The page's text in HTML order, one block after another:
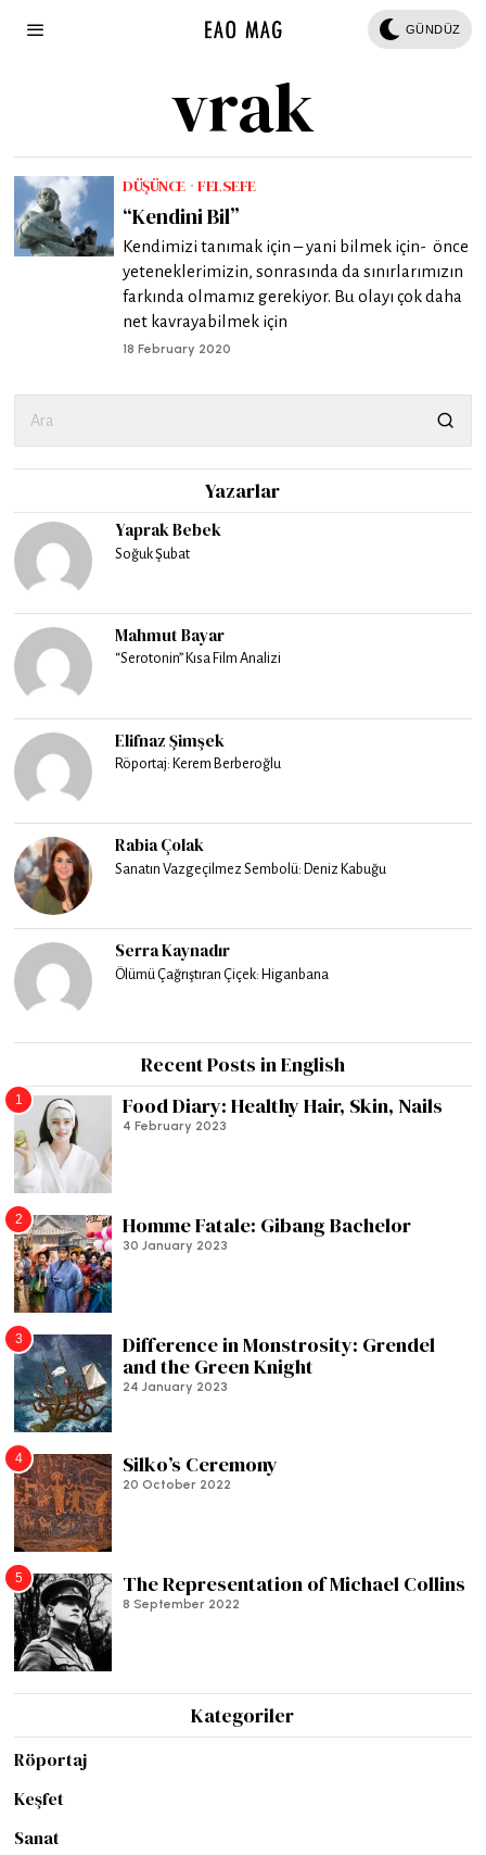
GÜNDÜZ
vrak
DÜŞÜNCE · FELSEFE
“Kendini Bil”
Kendimizi tanımak için – yani bilmek için- önce
yeteneklerimizin, sonrasında da sınırlarımızın
farkında olmamız gerekiyor. Bu olayı çok daha
net kavrayabilmek için
18 February 2020
Yazarlar
Yaprak Bebek
Soğuk Şubat
Mahmut Bayar
“Serotonin” Kısa Film Analizi
Elifnaz Şimşek
Röportaj: Kerem Berberoğlu
Rabia Çolak
Sanatın Vazgeçilmez Sembolü: Deniz Kabuğu
Serra Kaynadır
Ölümü Çağrıştıran Çiçek: Higanbana
Recent Posts in English
1 Food Diary: Healthy Hair, Skin, Nails
4 February 2023
2 Homme Fatale: Gibang Bachelor
30 January 2023
3
Difference in Monstrosity: Grendel
and the Green Knight
24 January 2023
4 Silko’s Ceremony
20 October 2022
5 The Representation of Michael Collins
8 September 2022
Kategoriler
Röportaj
Keşfet
Sanat